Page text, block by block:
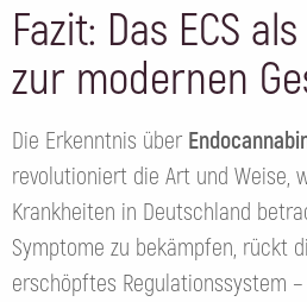
Fazit: Das ECS
zur modernen
Die Erkenntnis über
revolutioniert die Art und Weise,
Krankheiten in Deutschland
Symptome zu bekämpfen, rückt
erschöpftes Regulationssystem